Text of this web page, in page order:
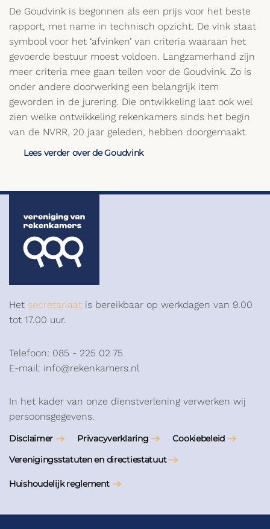
De Goudvink is begonnen als een prijs voor het beste
rapport, met name in technisch opzicht. De vink staat
symbool voor het ‘afvinken’ van criteria waaraan het
gevoerde bestuur moest voldoen. Langzamerhand zijn
meer criteria mee gaan tellen voor de Goudvink. Zo is
onder andere doorwerking een belangrijk item
geworden in de jurering. Die ontwikkeling laat ook wel
zien welke ontwikkeling rekenkamers sinds het begin
van de NVRR, 20 jaar geleden, hebben doorgemaakt.
Lees verder over de Goudvink
Het secretariaat is bereikbaar op werkdagen van 9.00
tot 17.00 uur.
Telefoon: 085 - 225 02 75
E-mail: info@rekenkamers.nl
In het kader van onze dienstverlening verwerken wij
persoonsgegevens.
Disclaimer Privacyverklaring
Cookiebeleid
Verenigingsstatuten en directiestatuut
Huishoudelijk reglement